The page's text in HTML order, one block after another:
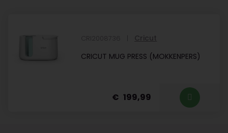
Cricut
CRICUT MUG PRESS (MOKKENPERS)
199,99